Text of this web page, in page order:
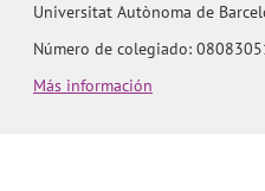
Universitat Autònoma de
Número de colegiado:
Más información